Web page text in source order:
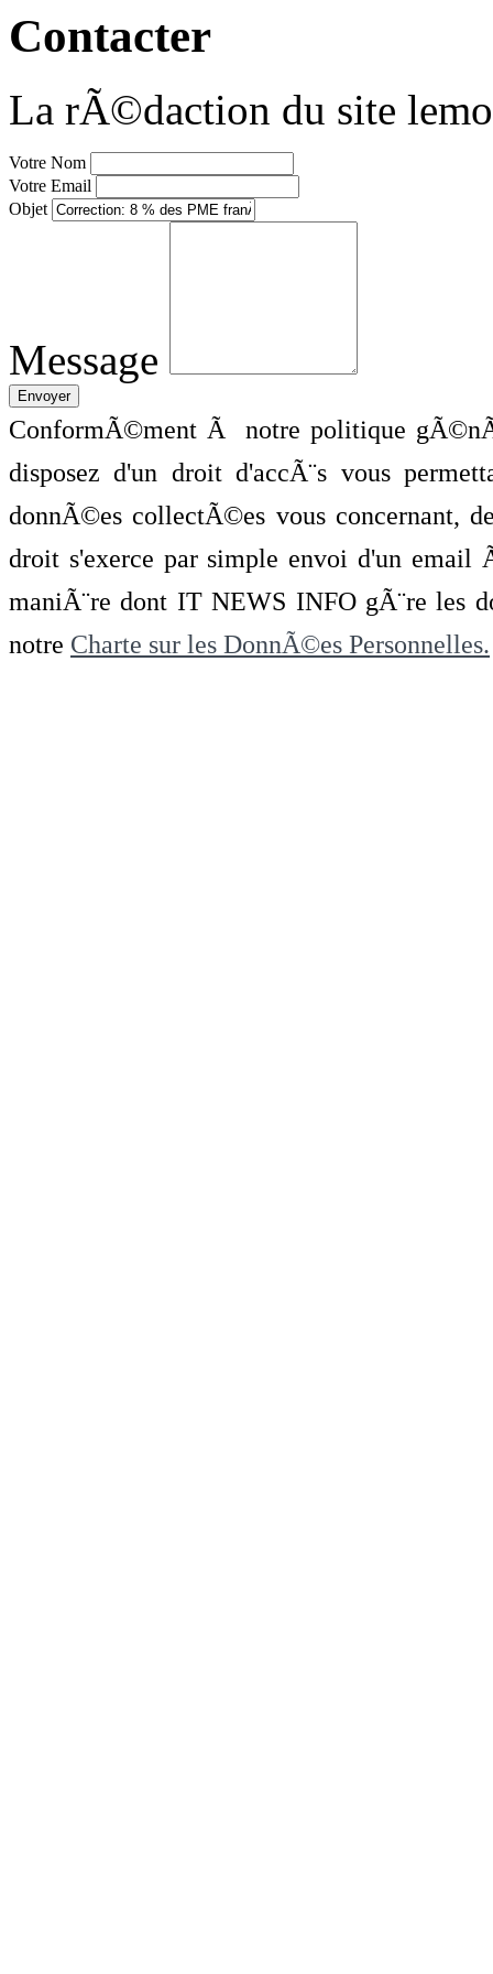
Contacter
La rÃ©daction du site
Votre Nom
Votre Email
Objet
Message
ConformÃ©ment Ã notre politique
disposez d'un droit d'accÃ¨s vous
donnÃ©es collectÃ©es vous concernant,
droit s'exerce par simple envoi d'un
maniÃ¨re dont IT NEWS INFO gÃ¨re les
notre Charte sur les DonnÃ©es Personnelles.